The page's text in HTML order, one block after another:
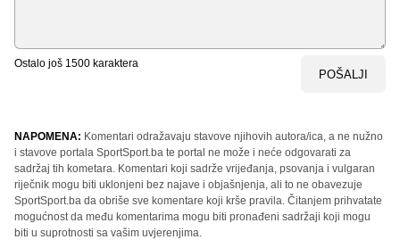
Ostalo još 1500 karaktera
POŠALJI
NAPOMENA: Komentari odražavaju stavove njihovih autora/ica, a ne nužno
i stavove portala SportSport.ba te portal ne može i neće odgovarati za
sadržaj tih kometara. Komentari koji sadrže vrijeđanja, psovanja i vulgaran
riječnik mogu biti uklonjeni bez najave i objašnjenja, ali to ne obavezuje
SportSport.ba da obriše sve komentare koji krše pravila. Čitanjem prihvatate
mogućnost da među komentarima mogu biti pronađeni sadržaji koji mogu
biti u suprotnosti sa vašim uvjerenjima.